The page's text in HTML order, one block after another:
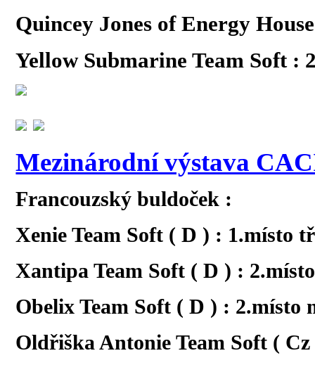
Quincey Jones of Energy
Yellow Submarine Team Soft
Mezinárodní výstava
Francouzský buldoček :
Xenie Team Soft ( D ) : 1.místo
Xantipa Team Soft ( D ) :
Obelix Team Soft ( D ) : 2.místo
Oldřiška Antonie Team Soft (